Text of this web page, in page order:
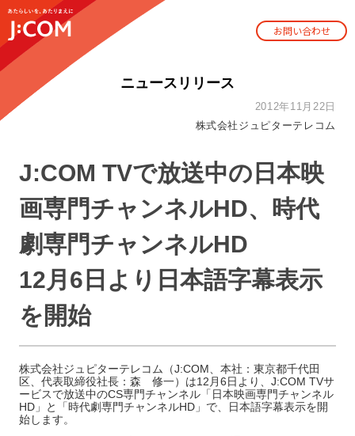
お問い合わせ
ニュースリリース
2012年11月22日
株式会社ジュピターテレコム
J:COM TVで放送中の日本映
画専門チャンネルHD、時代
劇専門チャンネルHD
12月6日より日本語字幕表示
を開始
株式会社ジュピターテレコム（J:COM、本社：東京都千代田
区、代表取締役社長：森 修一）は12月6日より、J:COM TVサ
ービスで放送中のCS専門チャンネル「日本映画専門チャンネル
HD」と「時代劇専門チャンネルHD」で、日本語字幕表示を開
始します。